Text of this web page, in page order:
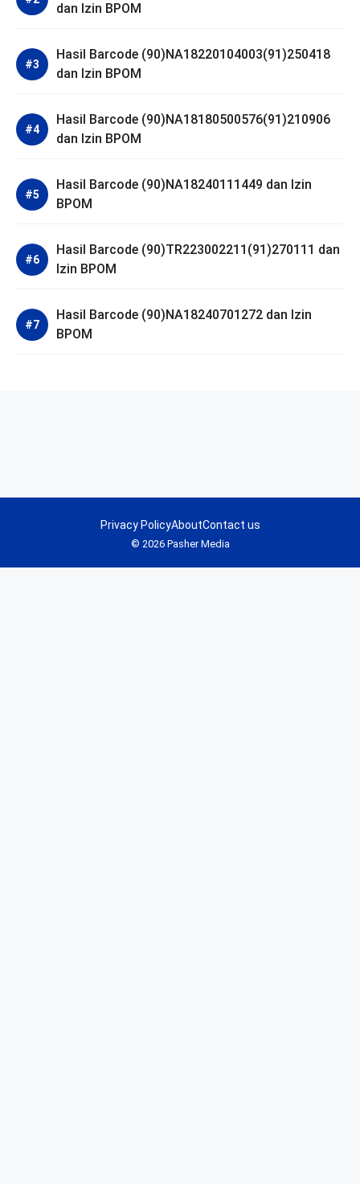
dan Izin BPOM
Hasil Barcode (90)NA18220104003(91)250418
dan Izin BPOM
Hasil Barcode (90)NA18180500576(91)210906
dan Izin BPOM
Hasil Barcode (90)NA18240111449 dan Izin
BPOM
Hasil Barcode (90)TR223002211(91)270111 dan
Izin BPOM
Hasil Barcode (90)NA18240701272 dan Izin
BPOM
© 2026 Pasher Media
Privacy PolicyAboutContact us